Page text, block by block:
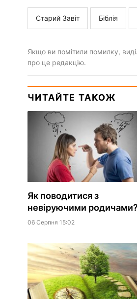
Старий Завіт Біблія
Якщо ви помітили помилку,
про це редакцію.
ЧИТАЙТЕ ТАКОЖ
Як поводитися з
невіруючими родичами?
06 Серпня 15:02